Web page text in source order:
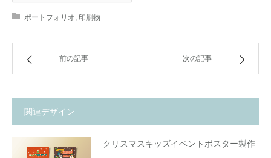
ポートフォリオ, 印刷物
前の記事 次の記事
関連デザイン
クリスマスキッズイベントポスター製作